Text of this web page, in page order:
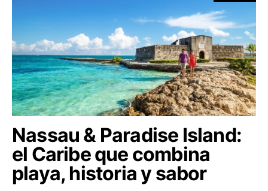
Nassau & Paradise Island:
el Caribe que combina
playa, historia y sabor